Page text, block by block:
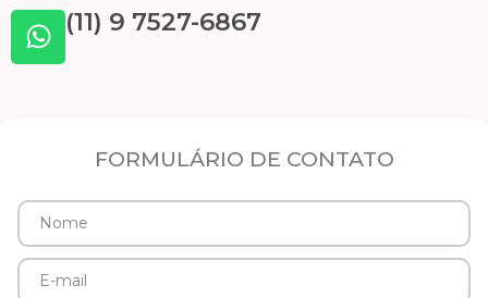
(11) 9 7527-6867
FORMULÁRIO DE CONTATO
Nome